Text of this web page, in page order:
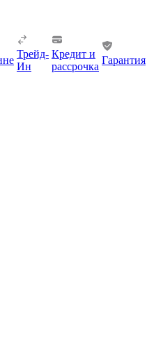
Трейд-
Ин
Кредит и
рассрочка
Гарантия